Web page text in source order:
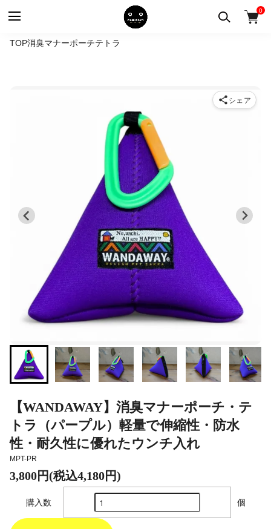
0
TOP消臭マナーポーチテトラ
【WANDAWAY】消臭マナーポーチ・テ
トラ（パープル）軽量で伸縮性・防水
性・耐久性に優れたウンチ入れ
MPT-PR
3,800円(税込4,180円)
購入数 個
シェア